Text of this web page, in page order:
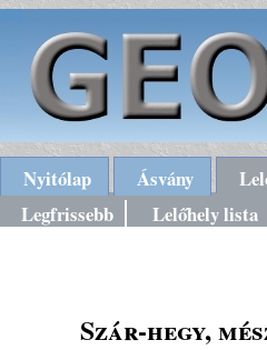
Nyitólap Ásvány
Legfrissebb
Lelőhely lista
Szár-hegy,